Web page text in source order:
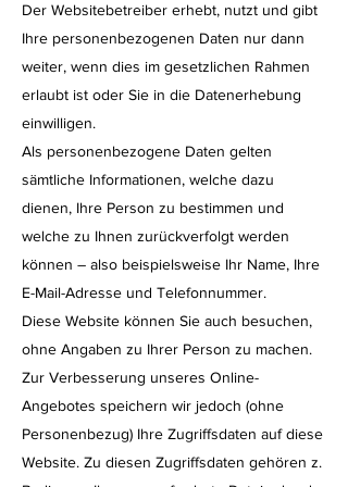
Der Websitebetreiber erhebt, nutzt und gibt
Ihre personenbezogenen Daten nur dann
weiter, wenn dies im gesetzlichen Rahmen
erlaubt ist oder Sie in die Datenerhebung
einwilligen.
Als personenbezogene Daten gelten
sämtliche Informationen, welche dazu
dienen, Ihre Person zu bestimmen und
welche zu Ihnen zurückverfolgt werden
können – also beispielsweise Ihr Name, Ihre
E-Mail-Adresse und Telefonnummer.
Diese Website können Sie auch besuchen,
ohne Angaben zu Ihrer Person zu machen.
Zur Verbesserung unseres Online-
Angebotes speichern wir jedoch (ohne
Personenbezug) Ihre Zugriffsdaten auf diese
Website. Zu diesen Zugriffsdaten gehören z.